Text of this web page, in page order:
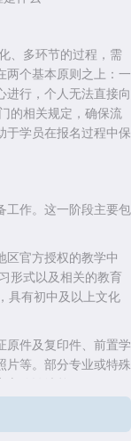
多环节的过程，需
两个基本原则之上：一
进行，个人无法直接向
的相关规定，确保流
于学员在报名过程中保
作。这一阶段主要包
官方授权的教学中
形式以及相关的教育
具有初中及以上文化
件及复印件、前置学
片等。部分专业或特殊
确认清单。
自己的报名时间，避免